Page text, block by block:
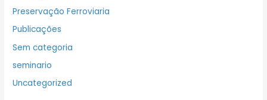
Preservação Ferroviaria
Publicações
Sem categoria
seminario
Uncategorized